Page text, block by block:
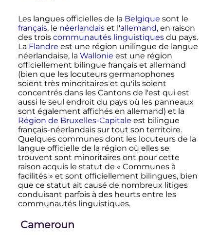
Les langues officielles de la Belgique sont le
français, le néerlandaiset l'allemand, en raison
des trois communautés linguistiquesdu pays.
La Flandre est une région unilingue de langue
néerlandaise, la Wallonie est une région
officiellement bilingue français et allemand
(bien que les locuteurs germanophones
soient très minoritaires et qu'ils soient
concentrés dans les Cantons de l'est qui est
aussi le seul endroit du pays où les panneaux
sont également affichés en allemand) et la
Région de Bruxelles-Capitale est bilingue
français-néerlandais sur tout son territoire.
Quelques communes dont les locuteurs de la
langue officielle de la région où elles se
trouvent sont minoritaires ont pour cette
raison acquis le statut de « Communes à
facilités » et sont officiellement bilingues, bien
que ce statut ait causé de nombreux litiges
conduisant parfois à des heurts entre les
communautés linguistiques.
Cameroun